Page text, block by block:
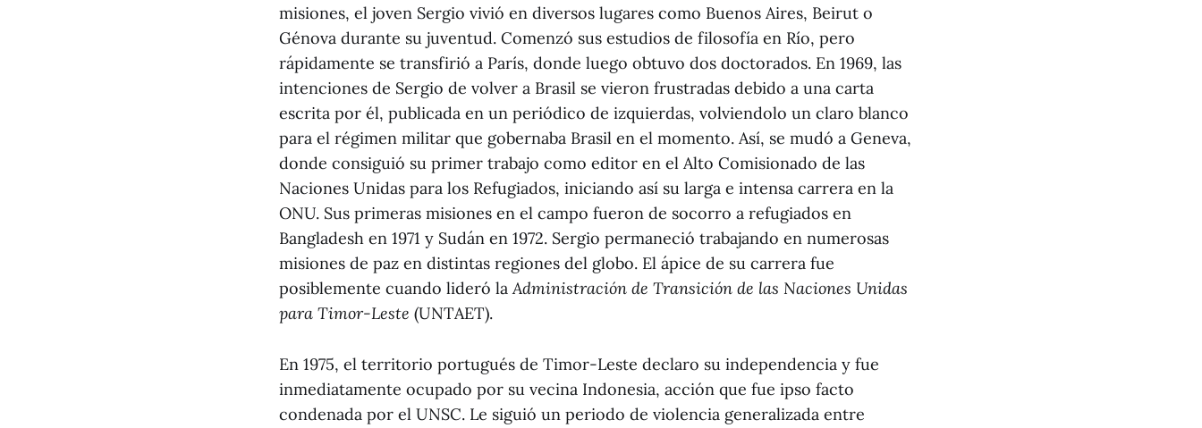
misiones, el joven Sergio vivió en diversos lugares como Buenos Aires, Beirut o
Génova durante su juventud. Comenzó sus estudios de filosofía en Río, pero
rápidamente se transfirió a París, donde luego obtuvo dos doctorados. En 1969, las
intenciones de Sergio de volver a Brasil se vieron frustradas debido a una carta
escrita por él, publicada en un periódico de izquierdas, volviendolo un claro blanco
para el régimen militar que gobernaba Brasil en el momento. Así, se mudó a Geneva,
donde consiguió su primer trabajo como editor en el Alto Comisionado de las
Naciones Unidas para los Refugiados, iniciando así su larga e intensa carrera en la
ONU. Sus primeras misiones en el campo fueron de socorro a refugiados en
Bangladesh en 1971 y Sudán en 1972. Sergio permaneció trabajando en numerosas
misiones de paz en distintas regiones del globo. El ápice de su carrera fue
posiblemente cuando lideró laAdministración de Transición de las Naciones Unidas
para Timor-Leste (UNTAET).
En 1975, el territorio portugués de Timor-Leste declaro su independencia y fue
inmediatamente ocupado por su vecina Indonesia, acción que fue ipso facto
condenada por el UNSC. Le siguió un periodo de violencia generalizada entre